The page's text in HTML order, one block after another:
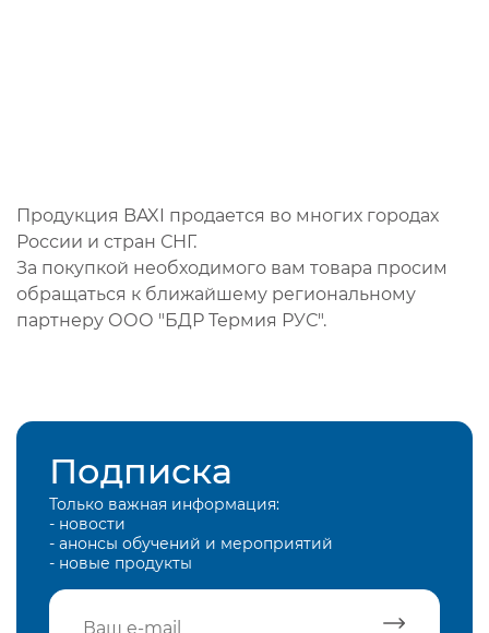
Продукция BAXI продается во многих городах
России и стран СНГ.
За покупкой необходимого вам товара просим
обращаться к ближайшему региональному
партнеру ООО "БДР Термия РУС".
Подписка
Только важная информация:
- новости
- анонсы обучений и мероприятий
- новые продукты